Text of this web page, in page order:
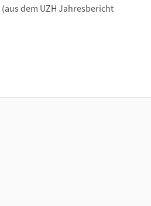
(aus dem UZH Jahresbericht